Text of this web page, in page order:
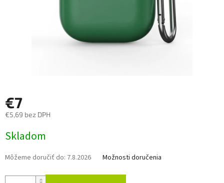
€7
€5,69 bez DPH
cena:
Skladom
Môžeme doručiť do: 7.8.2026 Možnosti doručenia